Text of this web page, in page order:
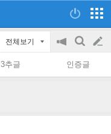
전체보기
공
on/off
검
색
글
쓰
3추글 인증글